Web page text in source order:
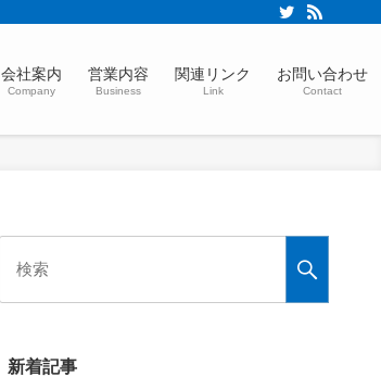
会社案内
Company
営業内容
Business
関連リンク
Link
お問い合わせ
Contact
新着記事